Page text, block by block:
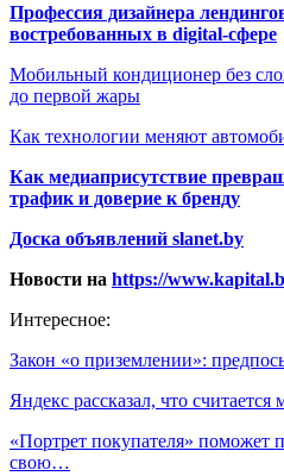
Профессия дизайнера
востребованных в digital-сфере
Мобильный кондиционер без
до первой жары
Как технологии меняют
Как медиаприсутствие
трафик и доверие к бренду
Доска объявлений slanet.by
Новости на https://
Интересное:
Закон «о приземлении»:
Яндекс рассказал, что
«Портрет покупателя» поможет
свою…